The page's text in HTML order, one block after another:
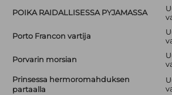
POIKA RAIDALLISESSA PYJAMASSA
Porto Francon vartija
Porvarin morsian
Prinsessa hermoromahduksen
partaalla